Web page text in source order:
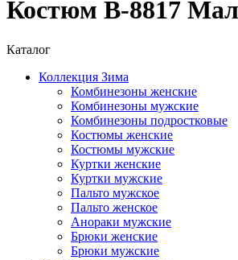
Костюм B-8817
Каталог
Коллекция Зима
Комбинезоны женские
Комбинезоны мужские
Комбинезоны подростковые
Костюмы женские
Костюмы мужские
Куртки женские
Куртки мужские
Пальто мужское
Пальто женское
Анораки мужские
Брюки женские
Брюки мужские